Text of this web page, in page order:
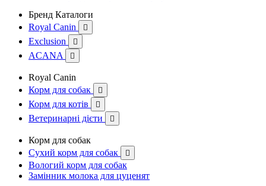
Бренд Каталоги
Royal Canin

Exclusion 
ACANA 
Royal Canin
Корм для собак

Корм для котів 
Ветеринарні дієти 
Корм для собак
Сухий корм для собак

Вологий корм для собак
Замінник молока для цуценят